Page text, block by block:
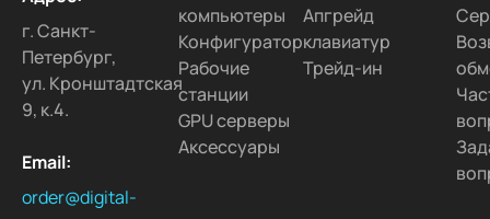
г. Санкт-
Петербург,
ул. Кронштадтская
9, к.4.
Email:
order@digital-
компьютеры
Конфигуратор
Рабочие
станции
GPU серверы
Аксессуары
Апгрейд
клавиатур
Трейд-ин